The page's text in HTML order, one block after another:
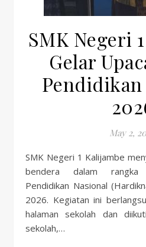
SMK Negeri
Gelar
May 2,
SMK Negeri 1 Kalijambe menyelenggarakan upacara
bendera dalam rangka
Pendidikan Nasional
2026. Kegiatan ini
halaman sekolah dan
sekolah,…